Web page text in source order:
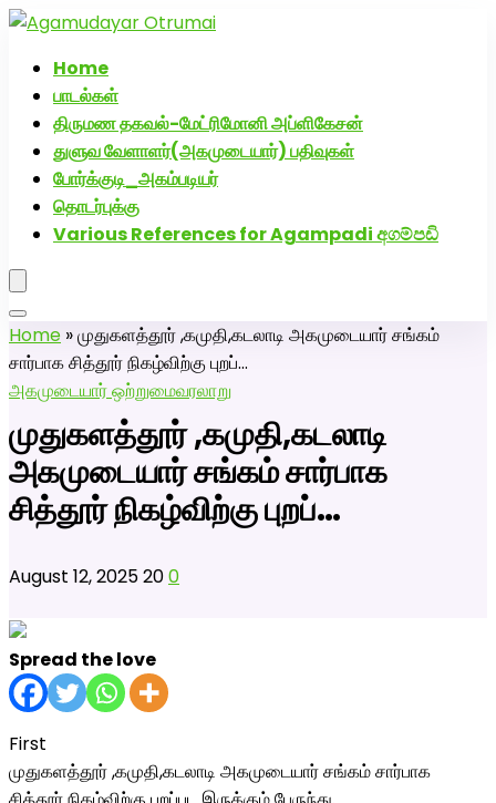
Home
பாடல்கள்
திருமண தகவல்-மேட்ரிமோனி அப்ளிகேசன்
துளுவ வேளாளர்(அகமுடையார்) பதிவுகள்
போர்க்குடி_அகம்படியர்
தொடர்புக்கு
Various References for Agampadi අගම්පඩි
Home »முதுகளத்தூர் ,கமுதி,கடலாடி அகமுடையார் சங்கம்
சார்பாக சித்தூர் நிகழ்விற்கு புறப்…
அகமுடையார் ஒற்றுமைவரலாறு
முதுகளத்தூர் ,கமுதி,கடலாடி
அகமுடையார் சங்கம் சார்பாக
சித்தூர் நிகழ்விற்கு புறப்…
August 12, 2025200
Spread the love
First
முதுகளத்தூர் ,கமுதி,கடலாடி அகமுடையார் சங்கம் சார்பாக
அகமுடையார் திருமண வரன்களுக்கு அகமுடையார்மேட்ரி-